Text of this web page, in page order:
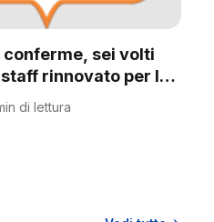
conferme, sei volti
rinnovato per la
di lettura